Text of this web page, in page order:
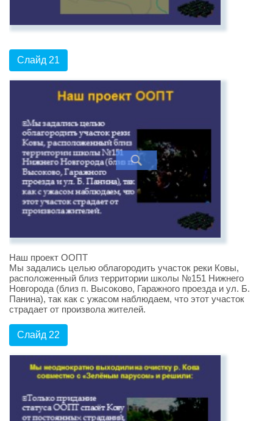
Слайд 21
Наш проект ООПТ
Мы задались целью облагородить участок реки Ковы,
расположенный близ территории школы №151 Нижнего
Новгорода (близ п. Высоково, Гаражного проезда и ул. Б.
Панина), так как с ужасом наблюдаем, что этот участок
страдает от произвола жителей.
Слайд 22